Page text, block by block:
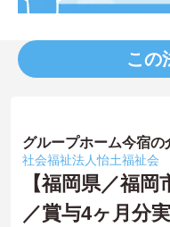
この
グループホーム今宿の
社会福祉法人怡土福祉会
【福岡県／福
／賞与4ヶ月分